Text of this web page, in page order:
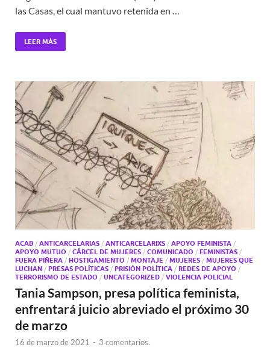
las Casas, el cual mantuvo retenida en …
LEER MÁS
ACAB / ANTICARCELARIAS / ANTICARCELARIXS / APOYO FEMINISTA /
APOYO MUTUO / CÁRCEL DE MUJERES / COMUNICADO / FEMINISTAS /
FUERA PIÑERA / HOSTIGAMIENTO / MONTAJE / MUJERES / MUJERES QUE
LUCHAN / PRESAS POLÍTICAS / PRISIÓN POLÍTICA / REDES DE APOYO /
TERRORISMO DE ESTADO / UNCATEGORIZED / VIOLENCIA POLICIAL
Tania Sampson, presa política feminista,
enfrentará juicio abreviado el próximo 30
de marzo
16 de marzo de 2021 - 3 comentarios.